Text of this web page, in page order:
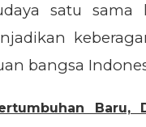
satu sama
bangsa
Baru,